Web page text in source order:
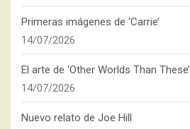
Primeras imágenes de ‘Carrie’
14/07/2026
El arte de ‘Other Worlds Than These’
14/07/2026
Nuevo relato de Joe Hill